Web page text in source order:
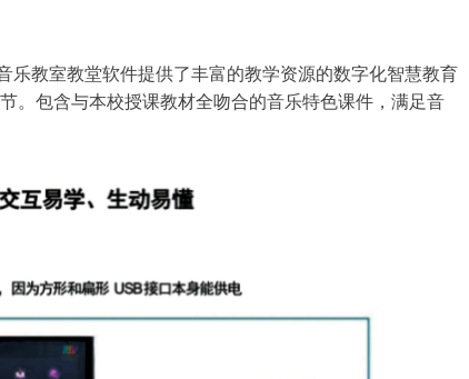
教室教堂软件提供了丰富的教学资源的数字化智慧教育
。包含与本校授课教材全吻合的音乐特色课件，满足音